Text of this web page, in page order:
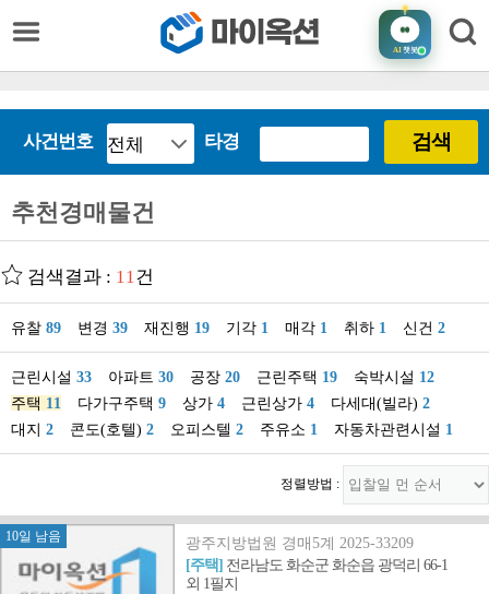
AI챗봇
사건번호 타경 검색
추천경매물건
검색결과 : 11건
유찰 89 변경 39 재진행 19 기각 1 매각 1 취하 1 신건 2
근린시설 33 아파트 30 공장 20 근린주택 19 숙박시설 12
주택 11 다가구주택 9 상가 4 근린상가 4 다세대(빌라) 2
대지 2 콘도(호텔) 2 오피스텔 2 주유소 1 자동차관련시설 1
정렬방법 :
10일 남음
광주지방법원 경매5계 2025-33209
[주택] 전라남도 화순군 화순읍 광덕리 66-1
외 1필지